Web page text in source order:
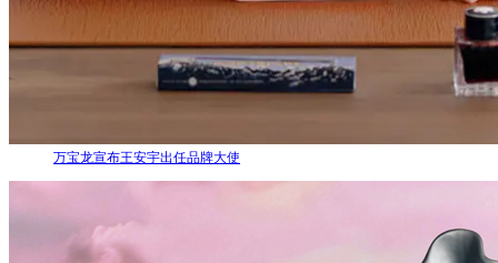
万宝龙宣布王安宇出任品牌大使